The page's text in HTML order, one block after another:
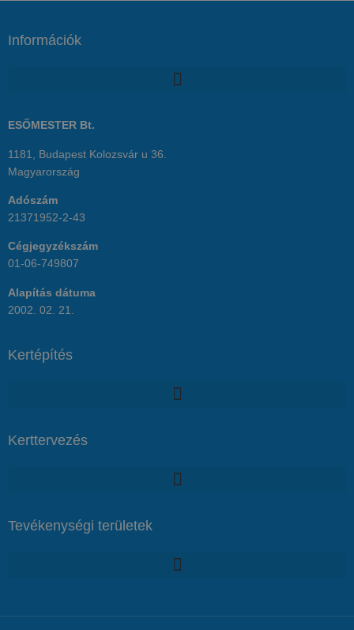
Információk
ESŐMESTER Bt.
1181, Budapest Kolozsvár u 36.
Magyarország
Adószám
21371952-2-43
Cégjegyzékszám
01-06-749807
Alapítás dátuma
2002. 02. 21.
Kertépítés
Kerttervezés
Tevékenységi területek